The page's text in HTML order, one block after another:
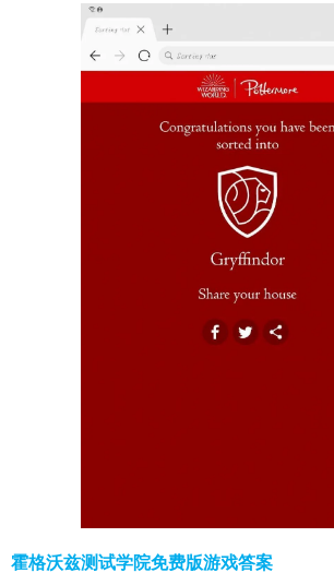
霍格沃兹测试学院免费版游戏答案